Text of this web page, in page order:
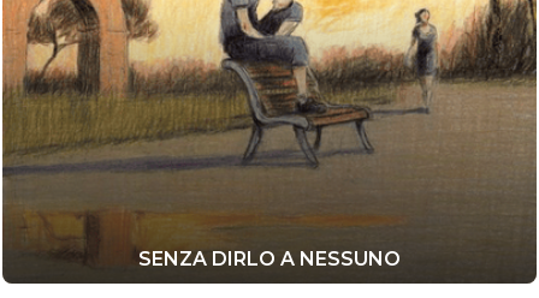
SENZA DIRLO A NESSUNO